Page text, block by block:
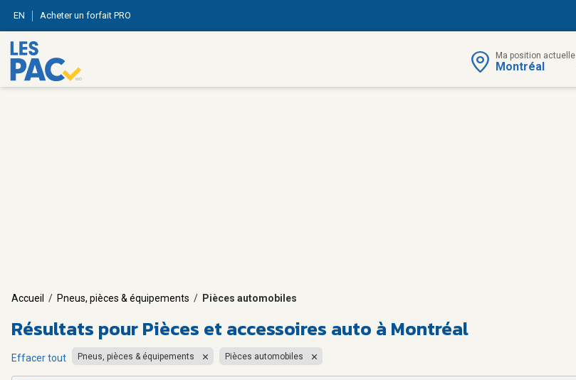
EN Acheter un forfait PRO
Ma position actuelle
Montréal
Accueil / Pneus, pièces & équipements / Pièces automobiles
Résultats pourPièces et accessoires auto à Montréal
Effacer tout Pneus, pièces & équipements Pièces automobiles